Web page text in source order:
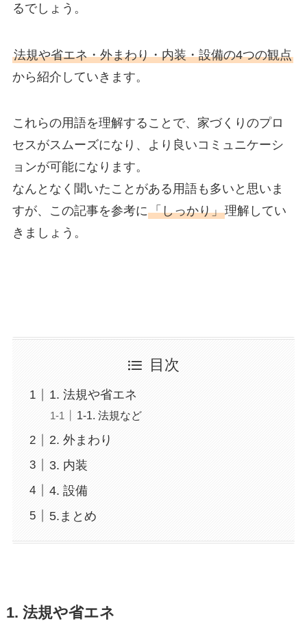
るでしょう。
法規や省エネ・外まわり・内装・設備の4つの観点
から紹介していきます。
これらの用語を理解することで、家づくりのプロ
セスがスムーズになり、より良いコミュニケーシ
ョンが可能になります。
なんとなく聞いたことがある用語も多いと思いま
すが、この記事を参考に「しっかり」理解してい
きましょう。
目次
1. 法規や省エネ
1-1. 法規など
2. 外まわり
3. 内装
4. 設備
5.まとめ
1. 法規や省エネ